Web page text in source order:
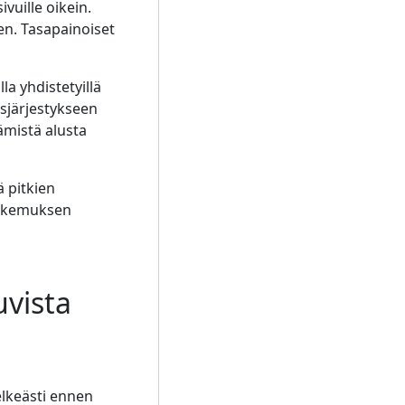
oikein.
Tasapainoiset
yhdistetyillä
alusta
pitkien
ennen